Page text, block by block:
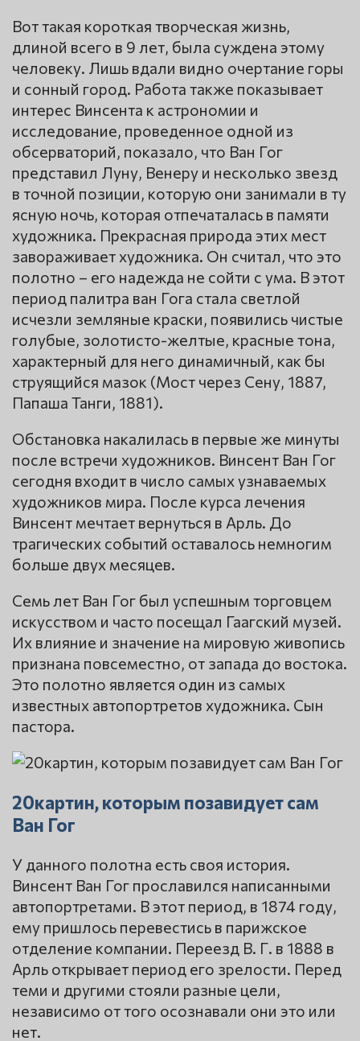
Вот такая короткая творческая жизнь,
длиной всего в 9 лет, была суждена этому
человеку. Лишь вдали видно очертание горы
и сонный город. Работа также показывает
интерес Винсента к астрономии и
исследование, проведенное одной из
обсерваторий, показало, что Ван Гог
представил Луну, Венеру и несколько звезд
в точной позиции, которую они занимали в ту
ясную ночь, которая отпечаталась в памяти
художника. Прекрасная природа этих мест
завораживает художника. Он считал, что это
полотно – его надежда не сойти с ума. В этот
период палитра ван Гога стала светлой
исчезли земляные краски, появились чистые
голубые, золотисто-желтые, красные тона,
характерный для него динамичный, как бы
струящийся мазок (Мост через Сену, 1887,
Папаша Танги, 1881).
Обстановка накалилась в первые же минуты
после встречи художников. Винсент Ван Гог
сегодня входит в число самых узнаваемых
художников мира. После курса лечения
Винсент мечтает вернуться в Арль. До
трагических событий оставалось немногим
больше двух месяцев.
Семь лет Ван Гог был успешным торговцем
искусством и часто посещал Гаагский музей.
Их влияние и значение на мировую живопись
признана повсеместно, от запада до востока.
Это полотно является один из самых
известных автопортретов художника. Сын
пастора.
20картин, которым позавидует сам
Ван Гог
У данного полотна есть своя история.
Винсент Ван Гог прославился написанными
автопортретами. В этот период, в 1874 году,
ему пришлось перевестись в парижское
отделение компании. Переезд В. Г. в 1888 в
Арль открывает период его зрелости. Перед
теми и другими стояли разные цели,
независимо от того осознавали они это или
нет.